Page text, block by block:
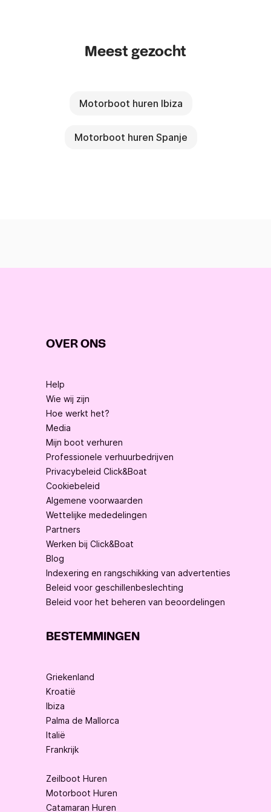
Meest gezocht
Motorboot huren Ibiza
Motorboot huren Spanje
OVER ONS
Help
Wie wij zijn
Hoe werkt het?
Media
Mijn boot verhuren
Professionele verhuurbedrijven
Privacybeleid Click&Boat
Cookiebeleid
Algemene voorwaarden
Wettelijke mededelingen
Partners
Werken bij Click&Boat
Blog
Indexering en rangschikking van advertenties
Beleid voor geschillenbeslechting
Beleid voor het beheren van beoordelingen
BESTEMMINGEN
Griekenland
Kroatië
Ibiza
Palma de Mallorca
Italië
Frankrijk
Zeilboot Huren
Motorboot Huren
Catamaran Huren